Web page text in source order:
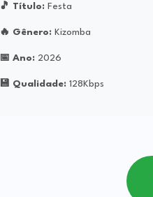
🎵 Título:Festa
🔥 Gênero:Kizomba
📅 Ano:2026
💾 Qualidade:128Kbps